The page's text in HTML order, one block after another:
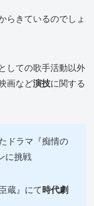
らきているのでしょ
しての歌手活動以外
画など演技に関する
ドラマ『痴情の
に挑戦
蔵』にて時代劇